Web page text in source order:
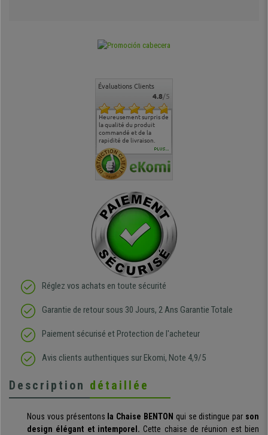
Évaluations Clients
4.8/5
Heureusement surpris de
la qualité du produit
commandé et de la
rapidité de livraison.
de l'aménagement et ne
regrette pas mon achat.
PLUS...
Réglez vos achats en toute sécurité
Garantie de retour sous 30 Jours, 2 Ans Garantie Totale
Paiement sécurisé et Protection de l'acheteur
Avis clients authentiques sur Ekomi, Note 4,9/5
Description détaillée
Nous vous présentons la Chaise BENTON qui se distingue par son
design élégant et intemporel. Cette chaise de réunion est bien